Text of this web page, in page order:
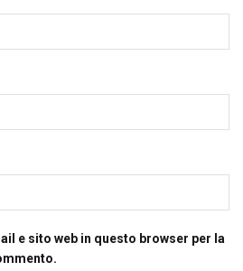
e sito web in questo browser per la